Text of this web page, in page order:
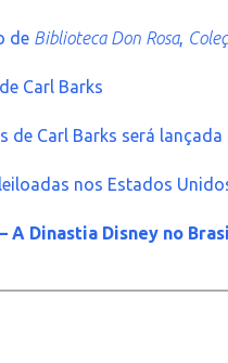
de Biblioteca Don Rosa,
Carl Barks
de Carl Barks será lançada
nos Estados
A Dinastia Disney no